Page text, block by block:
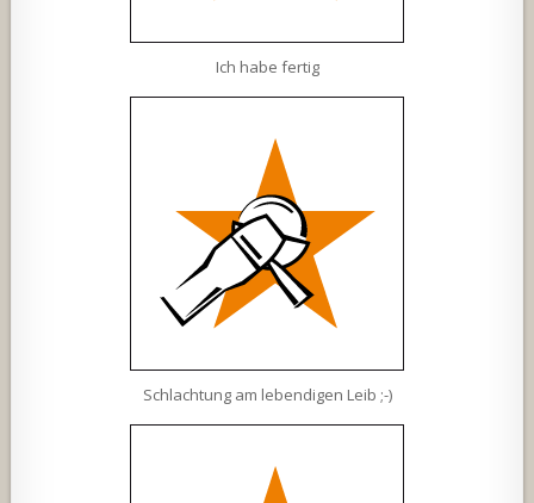
Ich habe fertig
Schlachtung am lebendigen Leib ;-)